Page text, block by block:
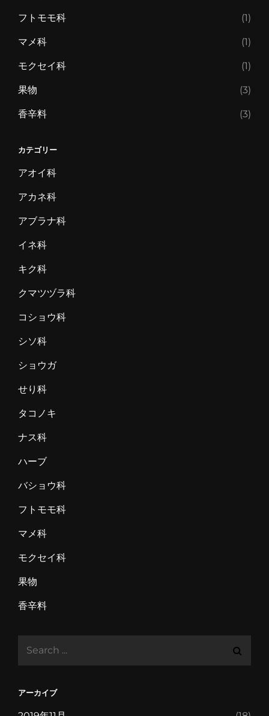
フトモモ科 (1)
マメ科 (1)
モクセイ科 (1)
果物 (3)
香辛料 (3)
カテゴリー
アオイ科
アカネ科
アブラナ科
イネ科
キク科
クマツヅラ科
コショウ科
シソ科
ショウガ
せり科
タコノキ
ナス科
ハーブ
バショウ科
フトモモ科
マメ科
モクセイ科
果物
香辛料
アーカイブ